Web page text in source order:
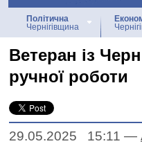
Політична
Чернігівщина
Ветеран із
ручної роботи
29.05.2025 15:11 —